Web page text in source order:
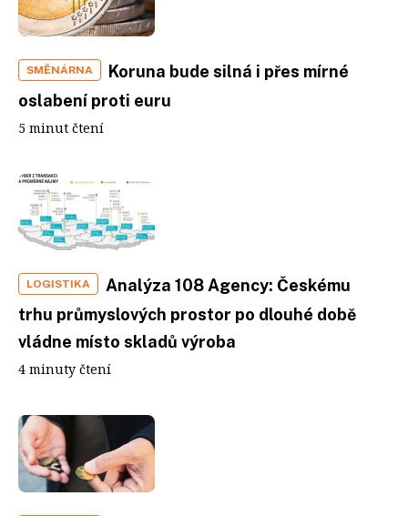
SMĚNÁRNA
Koruna bude silná i přes mírné
oslabení proti euru
5 minut čtení
LOGISTIKA
Analýza 108 Agency: Českému
trhu průmyslových prostor po dlouhé době
vládne místo skladů výroba
4 minuty čtení